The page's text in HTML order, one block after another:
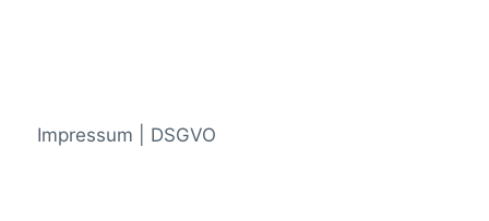
Impressum | DSGVO